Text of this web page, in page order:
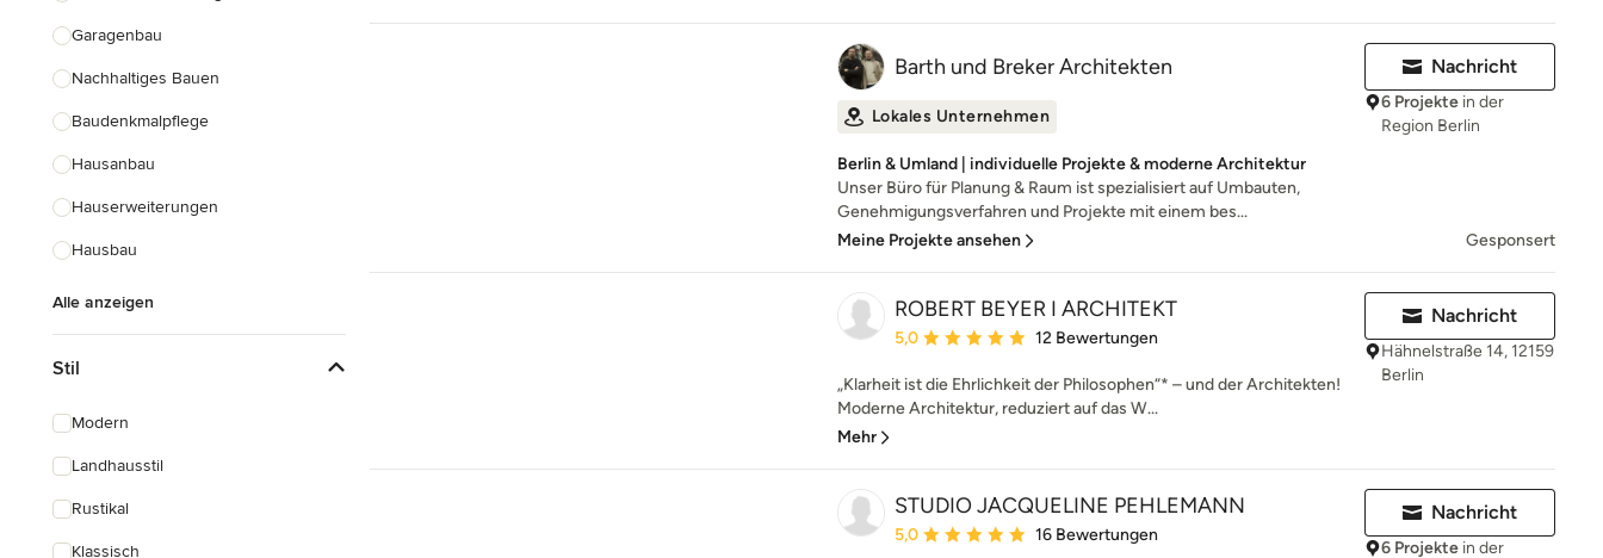
Garagenbau
Nachhaltiges Bauen
Baudenkmalpflege
Hausanbau
Hauserweiterungen
Hausbau
Alle anzeigen
Stil
Modern
Landhausstil
Rustikal
Klassisch
Barth und Breker Architekten
Lokales Unternehmen
Berlin & Umland | individuelle Projekte & moderne Architektur
Unser Büro für Planung & Raum ist spezialisiert auf Umbauten,
Genehmigungsverfahren und Projekte mit einem bes...
Meine Projekte ansehen
Nachricht
6 Projekte in der
Region Berlin
Gesponsert
ROBERT BEYER I ARCHITEKT
Durchschnittliche Bewertung: 5 von 5 Sternen
5,0 12 Bewertungen
„Klarheit ist die Ehrlichkeit der Philosophen“* – und der Architekten!
Moderne Architektur, reduziert auf das W...
Mehr
Nachricht
Hähnelstraße 14, 12159
Berlin
STUDIO JACQUELINE PEHLEMANN
Durchschnittliche Bewertung: 5 von 5 Sternen
5,0 16 Bewertungen
Nachricht
6 Projekte in der